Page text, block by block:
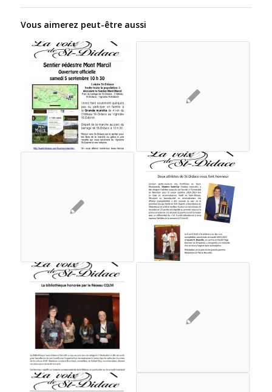
Vous aimerez peut-être aussi